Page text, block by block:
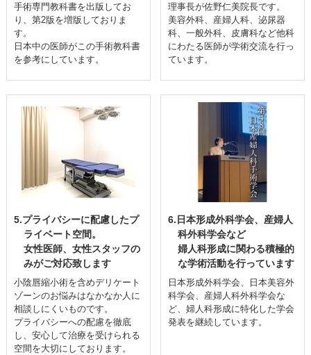
手術専門教科書を出版してお
り、第2版を増版しておりま
す。
日本中の医師がこの手術教科書
を参考にしています。
理事長が佐野仁美院長です。
美容外科、産婦人科、泌尿器
科、一般外科、皮膚科など他科
にわたる医師が学術交流を行っ
ています。
5.プライバシーに配慮したプ
ライベート空間。
女性医師、女性スタッフの
みがご対応致します
小陰唇縮小術を含めデリケート
ゾーンのお悩みはなかなか人に
相談しにくいものです。
プライバシーへの配慮を徹底
し、安心して治療を受けられる
空間を大切にしております。
6.日本形成外科学会、産婦人
科外科学会など
婦人科形成に関わる積極的
な学術活動を行っています
日本形成外科学会、日本美容外
科学会、産婦人科外科学会な
ど、婦人科形成に特化した学会
発表を継続しています。